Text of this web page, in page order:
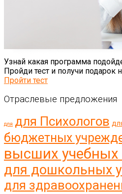
Узнай какая программа
Пройди тест и получи подарок
Пройти тест
Отраслевые предложения
для для Психологов
бюджетных
высших учебных
для дошкольных
для